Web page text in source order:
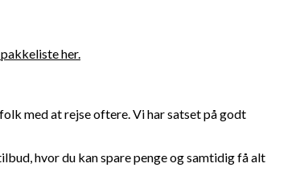
her.
med at rejse oftere. Vi har satset på godt
hvor du kan spare penge og samtidig få alt